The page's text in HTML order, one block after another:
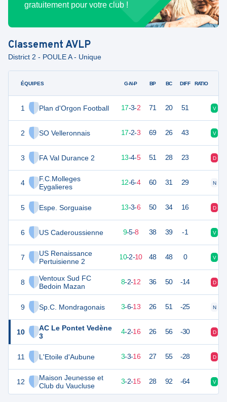
gratuitement pour votre club !
ClassementAVLP
District 2 - POULE A - Unique
ÉQUIPES
1 Plan d'Orgon Football
2 SO Velleronnais
3 FA Val Durance 2
4
F.C.Molleges
Eygalieres
5 Espe. Sorguaise
6 US Caderoussienne
7
US Renaissance
Pertuisienne 2
8
Ventoux Sud FC
Bedoin Mazan
9 Sp.C. Mondragonais
10
AC Le Pontet Vedène
3
11 L'Etoile d'Aubune
12
Maison Jeunesse et
Club du Vaucluse
G-N-P BP BC DIFF RATIO
54 22 17-3-2 71 20 51 V
53 17-2-3 69 26 43 V
43 13-4-5 51 28 23 D
12-6-4 60 31 29 N
42 13-3-6 50 34 16 D
32 9-5-8 38 39 -1 V
32 10-2-10 48 48 0 V
26 8-2-12 36 50 -14 D
15 3-6-13 26 51 -25 N
13 22 4-2-16 26 56 -30 D
12 3-3-16 27 55 -28 D
8 3-2-15 28 92 -64 V